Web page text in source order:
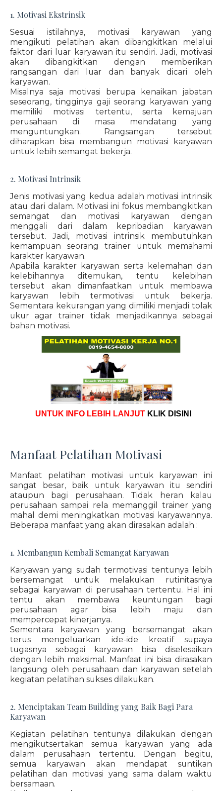
1. Motivasi Ekstrinsik
Sesuai istilahnya, motivasi karyawan yang
mengikuti pelatihan akan dibangkitkan melalui
faktor dari luar karyawan itu sendiri. Jadi, motivasi
akan dibangkitkan dengan memberikan
rangsangan dari luar dan banyak dicari oleh
karyawan.
Misalnya saja motivasi berupa kenaikan jabatan
seseorang, tingginya gaji seorang karyawan yang
memiliki motivasi tertentu, serta kemajuan
perusahaan di masa mendatang yang
menguntungkan. Rangsangan tersebut
diharapkan bisa membangun motivasi karyawan
untuk lebih semangat bekerja.
2. Motivasi Intrinsik
Jenis motivasi yang kedua adalah motivasi intrinsik
atau dari dalam. Motivasi ini fokus membangkitkan
semangat dan motivasi karyawan dengan
menggali dari dalam kepribadian karyawan
tersebut. Jadi, motivasi intrinsik membutuhkan
kemampuan seorang trainer untuk memahami
karakter karyawan.
Apabila karakter karyawan serta kelemahan dan
kelebihannya ditemukan, tentu kelebihan
tersebut akan dimanfaatkan untuk membawa
karyawan lebih termotivasi untuk bekerja.
Sementara kekurangan yang dimiliki menjadi tolak
ukur agar trainer tidak menjadikannya sebagai
bahan motivasi.
UNTUK INFO LEBIH LANJUT KLIK DISINI
Manfaat Pelatihan Motivasi
Manfaat pelatihan motivasi untuk karyawan ini
sangat besar, baik untuk karyawan itu sendiri
ataupun bagi perusahaan. Tidak heran kalau
perusahaan sampai rela memanggil trainer yang
mahal demi meningkatkan motivasi karyawannya.
Beberapa manfaat yang akan dirasakan adalah :
1. Membangun Kembali Semangat Karyawan
Karyawan yang sudah termotivasi tentunya lebih
bersemangat untuk melakukan rutinitasnya
sebagai karyawan di perusahaan tertentu. Hal ini
tentu akan membawa keuntungan bagi
perusahaan agar bisa lebih maju dan
mempercepat kinerjanya.
Sementara karyawan yang bersemangat akan
terus mengeluarkan ide-ide kreatif supaya
tugasnya sebagai karyawan bisa diselesaikan
dengan lebih maksimal. Manfaat ini bisa dirasakan
langsung oleh perusahaan dan karyawan setelah
kegiatan pelatihan sukses dilakukan.
2. Menciptakan Team Building yang Baik Bagi Para
Karyawan
Kegiatan pelatihan tentunya dilakukan dengan
mengikutsertakan semua karyawan yang ada
dalam perusahaan tertentu. Dengan begitu,
semua karyawan akan mendapat suntikan
pelatihan dan motivasi yang sama dalam waktu
bersamaan.